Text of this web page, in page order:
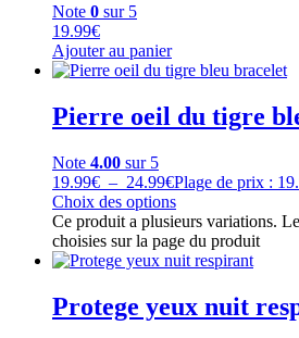
Note 0 sur 5
19.99€
Ajouter au panier
Pierre oeil du tigre
Note 4.00 sur 5
19.99€ – 24.99€Plage de prix :
Choix des options
Ce produit a plusieurs variations.
choisies sur la page du produit
Protege yeux nuit